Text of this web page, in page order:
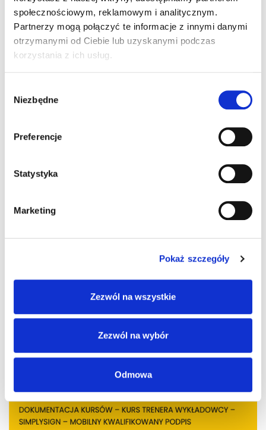
społecznościowym, reklamowym i analitycznym.
Partnerzy mogą połączyć te informacje z innymi danymi
otrzymanymi od Ciebie lub uzyskanymi podczas
korzystania z ich usług.
zgody
Niezbędne
Preferencje
Statystyka
Marketing
Pokaż szczegóły
Zezwól na wszystkie
Zezwól na wybór
Odmowa
Pingback:stapelstein
Pingback: Water Heater Repair Plumbers
Pingback:รับจำนำรถใกล้ฉัน
Pingback:best eft exploit